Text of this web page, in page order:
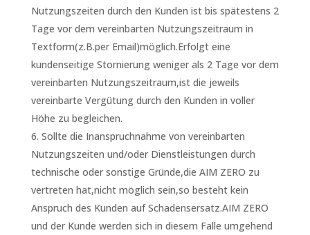
Nutzungszeiten durch den Kunden ist bis spätestens 2
Tage vor dem vereinbarten Nutzungszeitraum in
Textform(z.B.per Email)möglich.Erfolgt eine
kundenseitige Stornierung weniger als 2 Tage vor dem
vereinbarten Nutzungszeitraum,ist die jeweils
vereinbarte Vergütung durch den Kunden in voller
Höhe zu begleichen.
Sollte die Inanspruchnahme von vereinbarten
Nutzungszeiten und/oder Dienstleistungen durch
technische oder sonstige Gründe,die AIM ZERO zu
vertreten hat,nicht möglich sein,so besteht kein
Anspruch des Kunden auf Schadensersatz.AIM ZERO
und der Kunde werden sich in diesem Falle umgehend